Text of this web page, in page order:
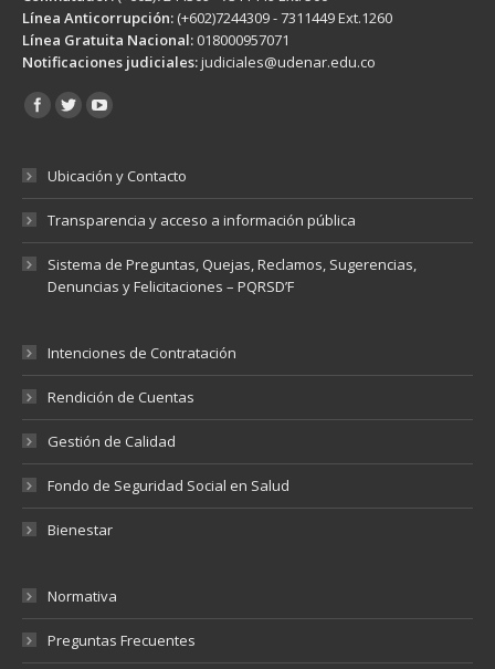
Línea Anticorrupción: (+602)7244309 - 7311449 Ext.1260
Línea Gratuita Nacional: 018000957071
Notificaciones judiciales:judiciales@udenar.edu.co
Encuéntranos en:
Ubicación y Contacto
Transparencia y acceso a información pública
Sistema de Preguntas, Quejas, Reclamos, Sugerencias,
Denuncias y Felicitaciones – PQRSD’F
Intenciones de Contratación
Rendición de Cuentas
Gestión de Calidad
Fondo de Seguridad Social en Salud
Bienestar
Normativa
Preguntas Frecuentes